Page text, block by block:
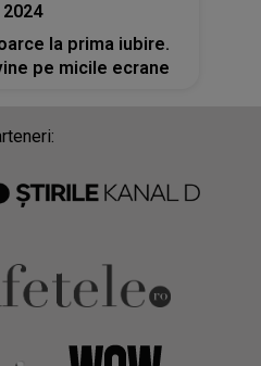
la prima iubire.
pe micile ecrane